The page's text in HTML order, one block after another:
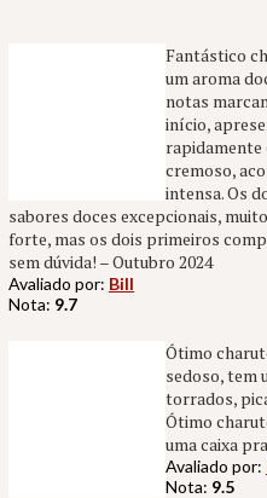
Fantástico
um aroma
notas
início,
rapidamente
cremoso,
intensa. Os
sabores doces excepcionais,
forte, mas os dois primeiros
sem dúvida! – Outubro 2024
Avaliado por: Bill
Nota: 9.7
Ótimo
sedoso, tem
torrados,
Ótimo
uma caixa
Avaliado por:
Nota: 9.5